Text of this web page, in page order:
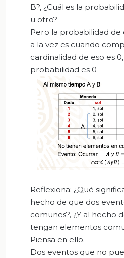
B?, ¿Cuál es la
u otro?
Pero la probabilidad
a la vez es cuando
cardinalidad de eso es
probabilidad es 0
Reflexiona: ¿Qué
hecho de que dos
comunes?, ¿Y al hecho
tengan elementos
Piensa en ello.
Dos eventos que no